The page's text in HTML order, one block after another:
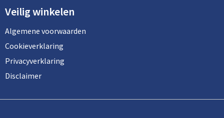
Veilig winkelen
Algemene voorwaarden
Cookieverklaring
Privacyverklaring
Disclaimer